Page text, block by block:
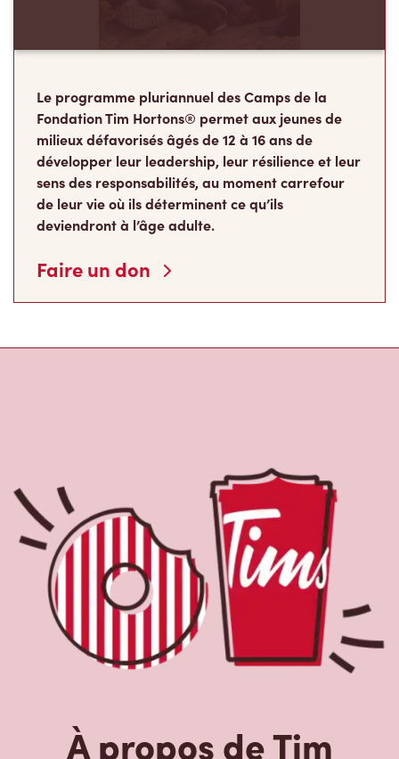
Le programme pluriannuel des Camps de la
Fondation Tim Hortons® permet aux jeunes de
milieux défavorisés âgés de 12 à 16 ans de
développer leur leadership, leur résilience et leur
sens des responsabilités, au moment carrefour
de leur vie où ils déterminent ce qu’ils
deviendront à l’âge adulte.
Faire un don
À propos de Tim